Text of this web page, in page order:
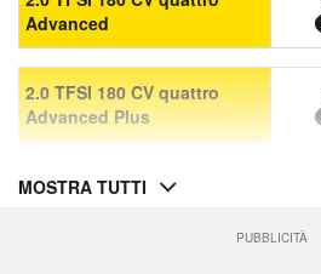
Advanced
2.0 TFSI 180 CV quattro
Advanced Plus
MOSTRA TUTTI
PUBBLICITÀ